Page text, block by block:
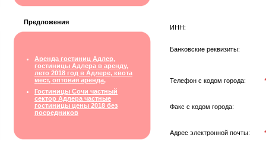
Предложения
Аренда гостиниц Адлер,
гостиницы Адлера в аренду,
лето 2018 год в Адлере, квота
мест, оптовая аренда,
Гостиницы Сочи частный
сектор Адлера частные
гостиницы цены 2018 без
посредников
ИНН:
Банковские реквизиты:
Телефон с кодом города: *
Факс с кодом города:
Адрес электронной почты: *